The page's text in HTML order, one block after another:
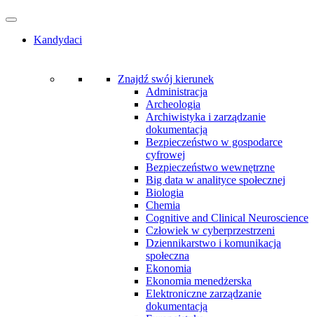
Kandydaci
Znajdź swój kierunek
Administracja
Archeologia
Archiwistyka i zarządzanie
dokumentacją
Bezpieczeństwo w gospodarce
cyfrowej
Bezpieczeństwo wewnętrzne
Big data w analityce społecznej
Biologia
Chemia
Cognitive and Clinical Neuroscience
Człowiek w cyberprzestrzeni
Dziennikarstwo i komunikacja
społeczna
Ekonomia
Ekonomia menedżerska
Elektroniczne zarządzanie
dokumentacją